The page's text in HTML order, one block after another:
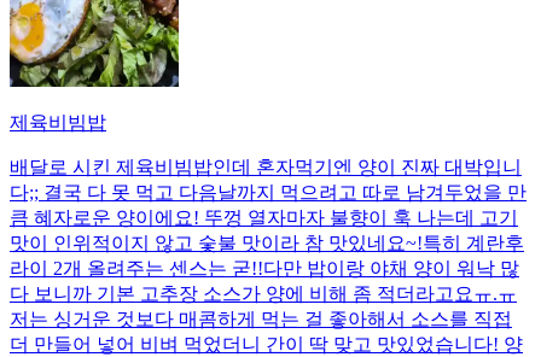
제육비빔밥
배달로 시킨 제육비빔밥인데 혼자먹기엔 양이 진짜 대박입니
다;; 결국 다 못 먹고 다음날까지 먹으려고 따로 남겨두었을 만
큼 혜자로운 양이에요! 뚜껑 열자마자 불향이 훅 나는데 고기
맛이 인위적이지 않고 숯불 맛이라 참 맛있네요~!특히 계란후
라이 2개 올려주는 센스는 굳!! ​다만 밥이랑 야채 양이 워낙 많
다 보니까 기본 고추장 소스가 양에 비해 좀 적더라고요ㅠ.ㅠ
저는 싱거운 것보다 매콤하게 먹는 걸 좋아해서 소스를 직접
더 만들어 넣어 비벼 먹었더니 간이 딱 맞고 맛있었습니다! 양